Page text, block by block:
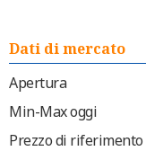
Dati di mercato
Apertura
Min-Max oggi
Prezzo di riferimento